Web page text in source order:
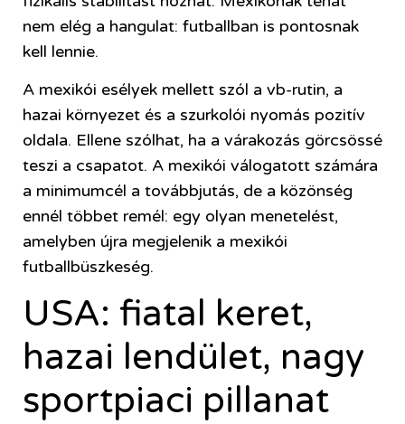
nem elég a hangulat: futballban is pontosnak
kell lennie.
A mexikói esélyek mellett szól a vb-rutin, a
hazai környezet és a szurkolói nyomás pozitív
oldala. Ellene szólhat, ha a várakozás görcsössé
teszi a csapatot. A mexikói válogatott számára
a minimumcél a továbbjutás, de a közönség
ennél többet remél: egy olyan menetelést,
amelyben újra megjelenik a mexikói
futballbüszkeség.
USA: fiatal keret,
hazai lendület, nagy
sportpiaci pillanat